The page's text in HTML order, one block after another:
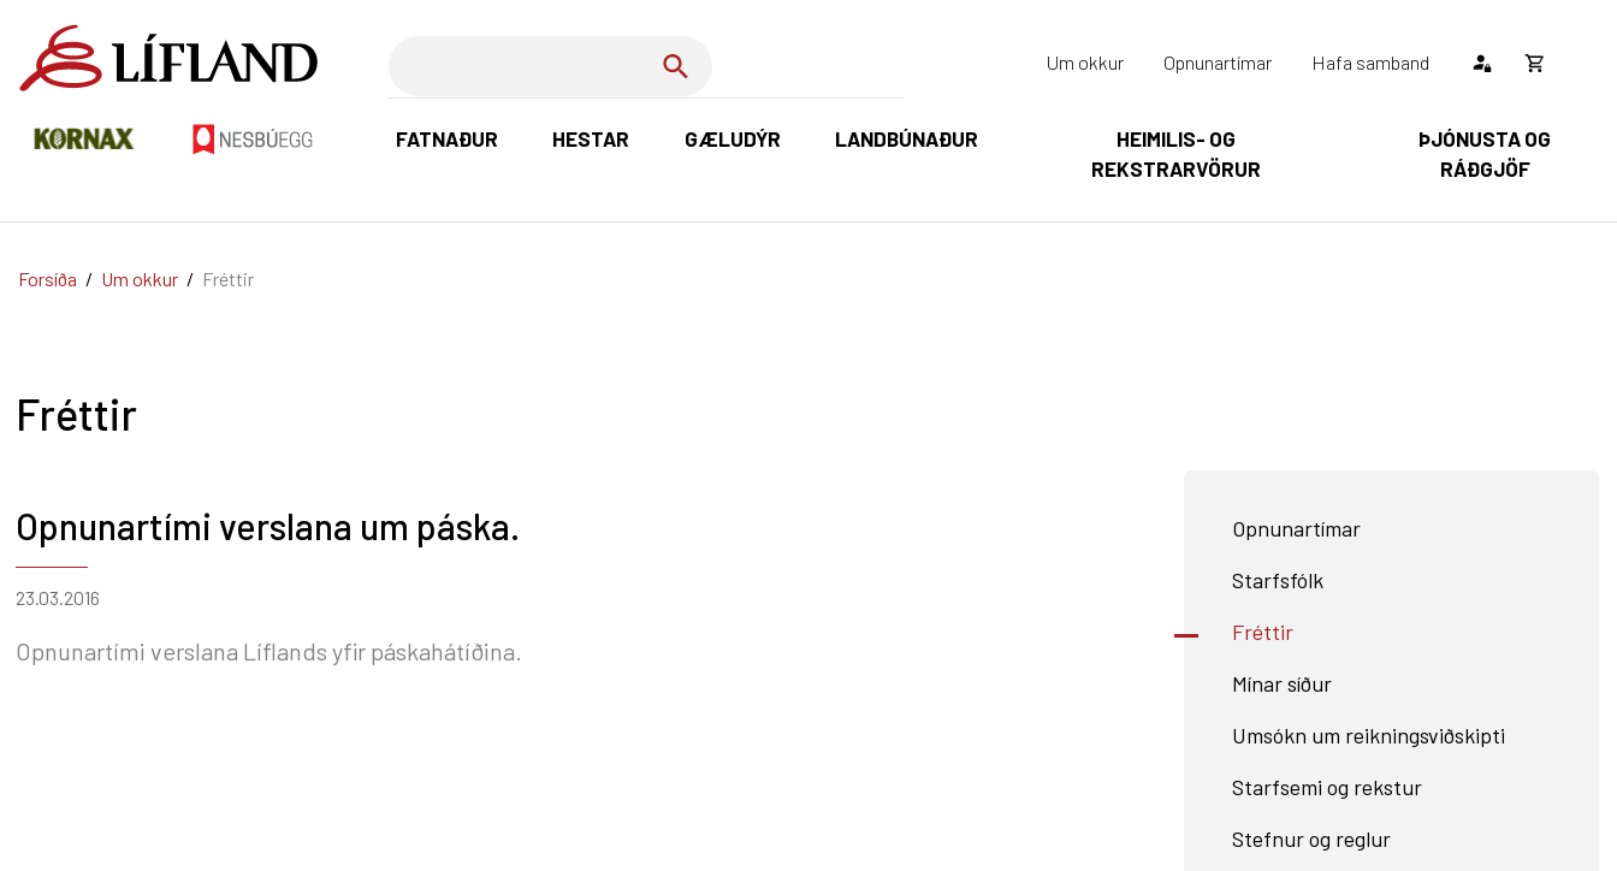
FATNAÐUR HESTAR GÆLUDÝR LANDBÚNAÐUR
HEIMILIS- OG
REKSTRARVÖRUR
ÞJÓNUSTA OG
RÁÐGJÖF
Um okkur Opnunartímar Hafa samband
Opna
Karfan þín
körfu
Forsíða / Um okkur / Fréttir
Fréttir
Opnunartími verslana um páska.
23.03.2016
Opnunartími verslana Líflands yfir páskahátíðina.
Opnunartímar
Starfsfólk
Fréttir
Mínar síður
Umsókn um reikningsviðskipti
Starfsemi og rekstur
Stefnur og reglur